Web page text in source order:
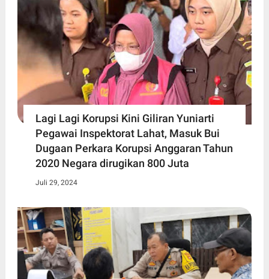
Lagi Lagi Korupsi Kini Giliran Yuniarti
Pegawai Inspektorat Lahat, Masuk Bui
Dugaan Perkara Korupsi Anggaran Tahun
2020 Negara dirugikan 800 Juta
Juli 29, 2024